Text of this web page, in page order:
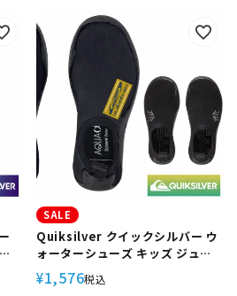
SALE
Quiksilver クイックシルバー ウ
ォーターシューズ キッズ ジュニ
ア サーフィン
¥1,576税込